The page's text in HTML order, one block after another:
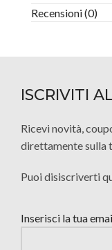
Recensioni (0)
ISCRIVITI
Ricevi novità,
direttamente sulla
Puoi disiscriverti
Inserisci la tua